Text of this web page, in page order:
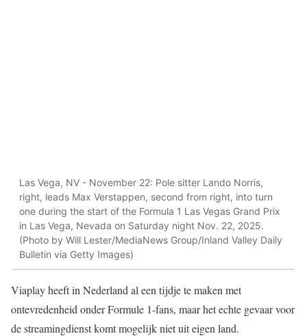
Las Vega, NV - November 22: Pole sitter Lando Norris,
right, leads Max Verstappen, second from right, into turn
one during the start of the Formula 1 Las Vegas Grand Prix
in Las Vega, Nevada on Saturday night Nov. 22, 2025.
(Photo by Will Lester/MediaNews Group/Inland Valley Daily
Bulletin via Getty Images)
Viaplay heeft in Nederland al een tijdje te maken met
ontevredenheid onder Formule 1-fans, maar het echte gevaar voor
de streamingdienst komt mogelijk niet uit eigen land.